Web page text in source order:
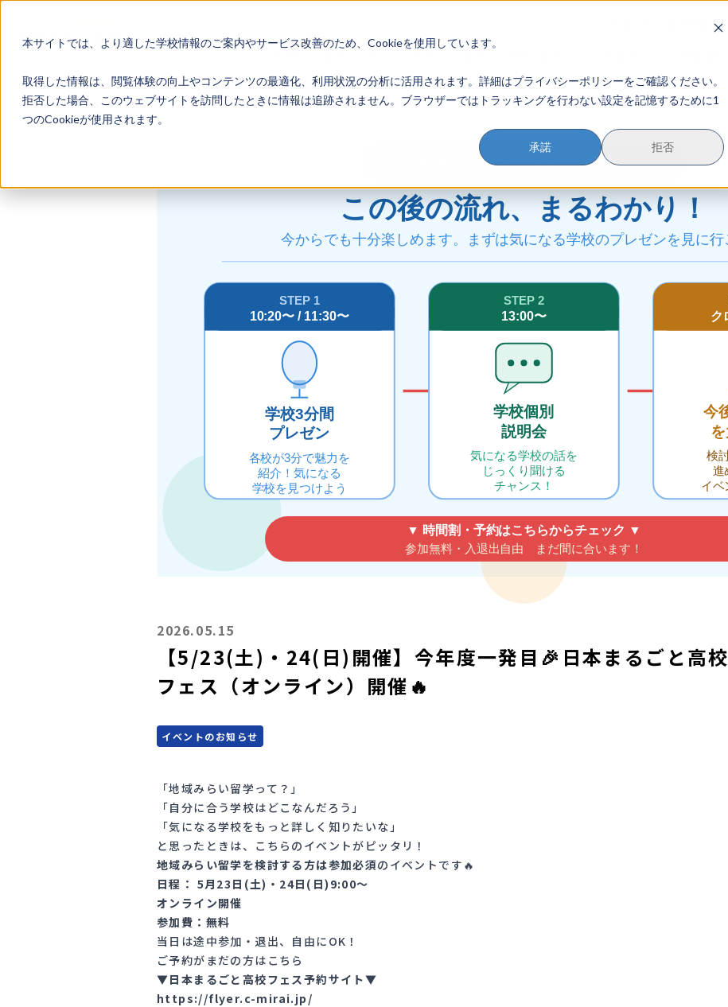
本サイトでは、より適した学校情報のご案内やサービス改善のため、Cookieを使用しています。
取得した情報は、閲覧体験の向上やコンテンツの最適化、利用状況の分析に活用されます。詳細はプライバシーポリシーをご確認ください。
拒否した場合、このウェブサイトを訪問したときに情報は追跡されません。ブラウザーではトラッキングを行わない設定を記憶するために1
つのCookieが使用されます。
承諾 拒否
2026.05.15
【5/23(土)・24(日)開催】今年度一発目🎉日本まるごと高校
フェス（オンライン）開催🔥
イベントのお知らせ
「地域みらい留学って？」
「自分に合う学校はどこなんだろう」
「気になる学校をもっと詳しく知りたいな」
と思ったときは、こちらのイベントがピッタリ！
地域みらい留学を検討する方は参加必須のイベントです🔥
日程： 5月23日(土)・24日(日)9:00～
オンライン開催
参加費：無料
当日は途中参加・退出、自由にOK！
ご予約がまだの方はこちら
▼日本まるごと高校フェス予約サイト▼
https://flyer.c-mirai.jp/